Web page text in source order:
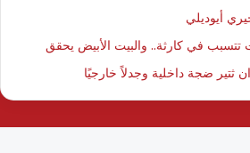
أيوديلي
في كارثة.. والبيت الأبيض يحقق
ثتير ضجة داخلية وجدلاً خارجيًا